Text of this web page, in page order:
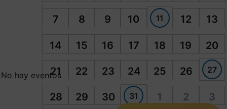
7 8 9 10 11 12 13
14 15 16 17 18 19 20
21 22 23 24 25 26 27
28 29 30 31 1 2 3
No hay eventos